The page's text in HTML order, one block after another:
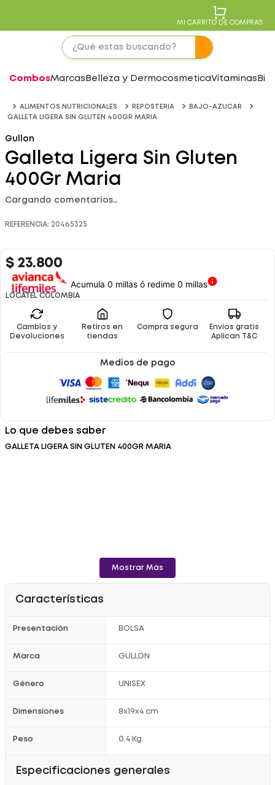
MI CARRITO DE COMPRAS
CombosMarcas Belleza y DermocosmeticaVitaminas
ALIMENTOS NUTRICIONALES REPOSTERIA
BAJO-AZUCAR
GALLETA LIGERA SIN GLUTEN 400GR MARIA
Gullon
Galleta Ligera Sin Gluten
400Gr Maria
Cargando comentarios…
REFERENCIA: 20465325
$ 23.800
Acumula 0 millas ó redime 0 millas
LOCATEL COLOMBIA
Cambios y
Devoluciones
Retiros en
tiendas
Compra segura
Envíos gratis
Aplican T&C
Medios de pago
Lo que debes saber
GALLETA LIGERA SIN GLUTEN 400GR MARIA
Mostrar Más
Características
Presentación BOLSA
Marca GULLON
Género UNISEX
Dimensiones 8x19x4 cm
Peso 0.4 Kg
Especificaciones generales